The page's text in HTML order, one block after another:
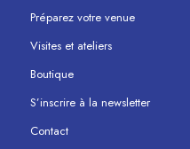
Préparez votre venue
Visites et ateliers
Boutique
S’inscrire à la newsletter
Contact